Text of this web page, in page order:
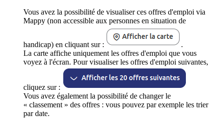
Vous avez la possibilité de visualiser ces offres d'emploi via
Mappy (non accessible aux personnes en situation de
handicap) en cliquant sur :
.
La carte affiche uniquement les offres d'emploi que vous
voyez à l'écran. Pour visualiser les offres d'emploi suivantes,
cliquez sur :
Vous avez également la possibilité de changer le
« classement » des offres : vous pouvez par exemple les trier
par date.